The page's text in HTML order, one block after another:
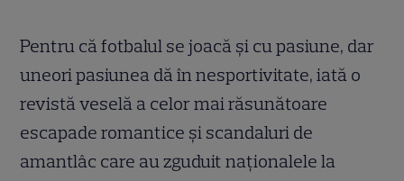
Pentru că fotbalul se joacă și cu pasiune, dar
uneori pasiunea dă în nesportivitate, iată o
revistă veselă a celor mai răsunătoare
escapade romantice și scandaluri de
amantlâc care au zguduit naționalele la